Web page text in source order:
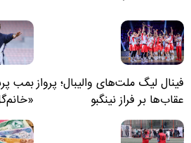
فینال لیگ ملت‌های والیبال؛ پرواز
عقاب‌ها بر فراز نینگبو
بمب